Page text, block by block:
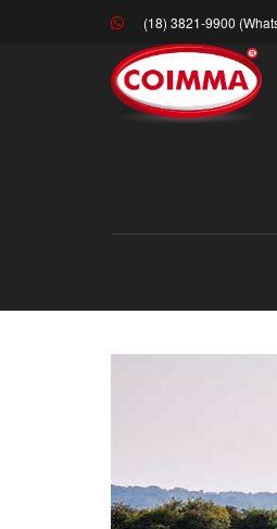
(18) 3821-9900